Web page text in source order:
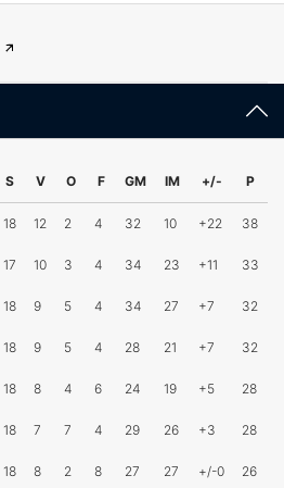
S V O F GM IM +/- P
18 12 2 4 32 10 +22 38
17 10 3 4 34 23 +11 33
18 9 5 4 34 27 +7 32
18 9 5 4 28 21 +7 32
18 8 4 6 24 19 +5 28
18 7 7 4 29 26 +3 28
18 8 2 8 27 27 +/-0 26